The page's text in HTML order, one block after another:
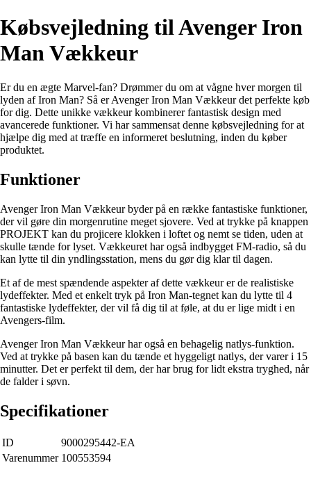
Købsvejledning til Avenger Iron
Man Vækkeur
Er du en ægte Marvel-fan? Drømmer du om at vågne hver morgen til
lyden af Iron Man? Så er Avenger Iron Man Vækkeur det perfekte køb
for dig. Dette unikke vækkeur kombinerer fantastisk design med
avancerede funktioner. Vi har sammensat denne købsvejledning for at
hjælpe dig med at træffe en informeret beslutning, inden du køber
produktet.
Funktioner
Avenger Iron Man Vækkeur byder på en række fantastiske funktioner,
der vil gøre din morgenrutine meget sjovere. Ved at trykke på knappen
PROJEKT kan du projicere klokken i loftet og nemt se tiden, uden at
skulle tænde for lyset. Vækkeuret har også indbygget FM-radio, så du
kan lytte til din yndlingsstation, mens du gør dig klar til dagen.
Et af de mest spændende aspekter af dette vækkeur er de realistiske
lydeffekter. Med et enkelt tryk på Iron Man-tegnet kan du lytte til 4
fantastiske lydeffekter, der vil få dig til at føle, at du er lige midt i en
Avengers-film.
Avenger Iron Man Vækkeur har også en behagelig natlys-funktion.
Ved at trykke på basen kan du tænde et hyggeligt natlys, der varer i 15
minutter. Det er perfekt til dem, der har brug for lidt ekstra tryghed, når
de falder i søvn.
Specifikationer
ID
9000295442-EA
Varenummer 100553594